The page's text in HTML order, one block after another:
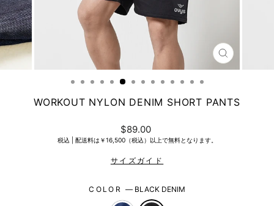
CLOSE
(ESC)
WORKOUT NYLON DENIM SHORT PANTS
Regular
price
$89.00
税込 | 配送料は￥16,500（税込）以上で無料となります。
COLOR — BLACK DENIM